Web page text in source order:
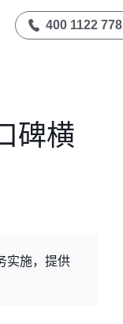
400 1122 778
碑横
实施，提供